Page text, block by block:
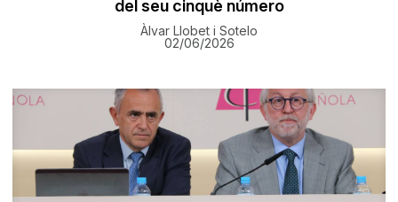
del seu cinquè número
Àlvar Llobet i Sotelo
02/06/2026